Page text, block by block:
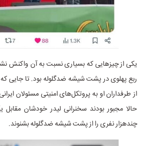
یکی از چیزهایی که بسیاری نسبت به آن واکنش
ربع پهلوی در پشت شیشه ضدگلوله بود. تا جایی
از طرفداران او به پروتکل‌های امنیتی مسئولان
حالا مجبور بودند سخنرانی لیدر خودشان
چندهزار نفری را از پشت شیشه ضدگلوله بشنوند.